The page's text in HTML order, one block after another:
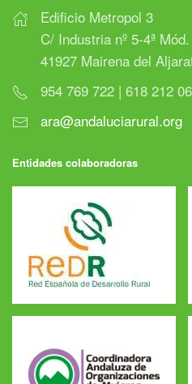
Edificio Metropol 3
C/ Industria nº 5-4ª
41927 Mairena del
954 769 722 | 618 212
ara@andaluciarural.org
Entidades colaboradoras